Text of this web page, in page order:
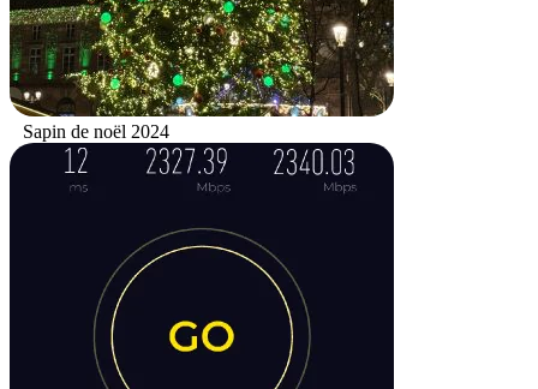
Sapin de noël 2024